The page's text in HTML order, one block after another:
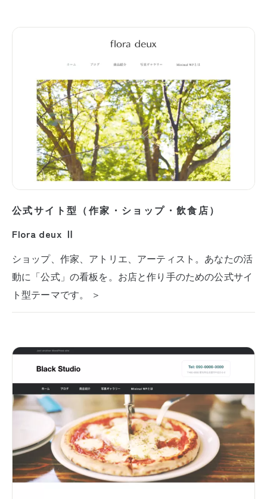
公式サイト型（作家・ショップ・飲食店）
Flora deux Ⅱ
ショップ、作家、アトリエ、アーティスト。あなたの活
動に「公式」の看板を。お店と作り手のための公式サイ
ト型テーマです。 ＞